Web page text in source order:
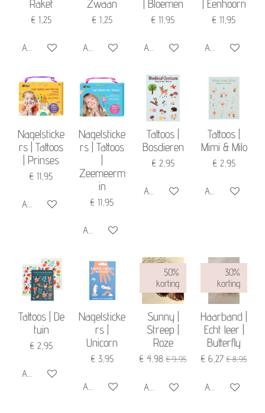
Raket
€ 1,25
Add to cart
Zwaan
€ 1,25
Add to cart
| Bloemen
€ 11,95
Add to cart
| Eenhoorn
€ 11,95
Add to cart
Nagelsticke
rs | Tattoos
| Prinses
€ 11,95
Add to cart
Nagelsticke
rs | Tattoos
Zeemeerm
in
€ 11,95
Add to cart
Tattoos |
Bosdieren
€ 2,95
Add to cart
Tattoos |
Mimi & Milo
€ 2,95
Add to cart
Tattoos | De
tuin
€ 2,95
Add to cart
Nagelsticke
rs |
Unicorn
€ 3,95
Add to cart
50%
korting
Sunny |
Streep |
Roze
€ 4,98 € 9,95
Add to cart
30%
korting
Haarband |
Echt leer |
Butterfly
€ 6,27 € 8,95
Add to cart